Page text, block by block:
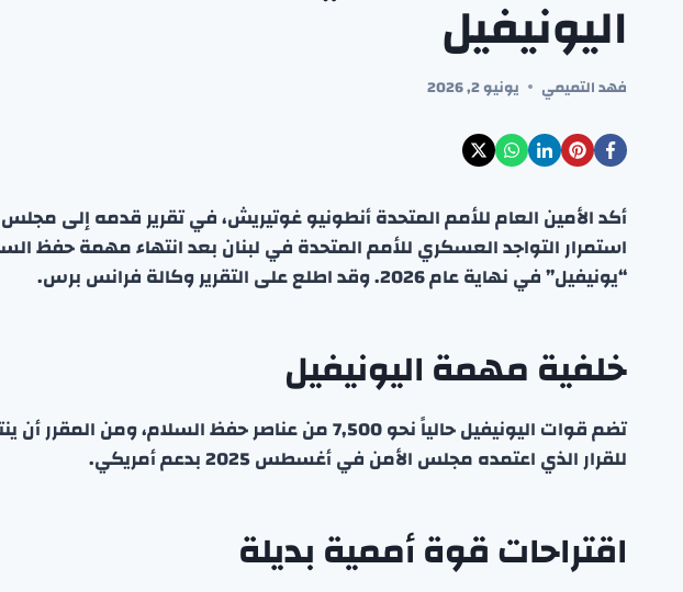
اليونيفيل
فهد التميمي يونيو 2, 2026
أكد الأمين العام للأمم المتحدة أنطونيو غوتيريش، في تقرير قدمه إلى مجلس
استمرار التواجد العسكري للأمم المتحدة في لبنان بعد انتهاء مهمة حفظ
“يونيفيل” في نهاية عام 2026. وقد اطلع على التقرير وكالة فرانس برس.
خلفية مهمة اليونيفيل
تضم قوات اليونيفيل حالياً نحو 7,500 من عناصر حفظ
للقرار الذي اعتمده مجلس الأمن في أغسطس 2025 بدعم أمريكي.
اقتراحات قوة أممية بديلة